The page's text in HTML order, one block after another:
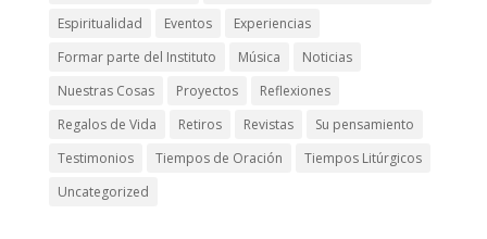
Espiritualidad
Eventos
Experiencias
Formar parte del Instituto
Música
Noticias
Nuestras Cosas
Proyectos
Reflexiones
Regalos de Vida
Retiros Revistas
Su pensamiento
Testimonios
Tiempos de Oración
Tiempos Litúrgicos
Uncategorized